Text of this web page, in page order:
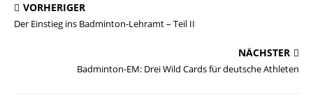
VORHERIGER
Der Einstieg ins Badminton-Lehramt – Teil II
NÄCHSTER
Badminton-EM: Drei Wild Cards für deutsche Athleten